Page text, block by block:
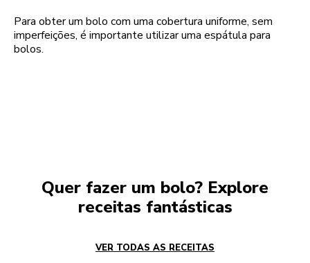
Para obter um bolo com uma cobertura uniforme, sem
imperfeições, é importante utilizar uma espátula para
bolos.
Quer fazer um bolo? Explore
receitas fantásticas
VER TODAS AS RECEITAS